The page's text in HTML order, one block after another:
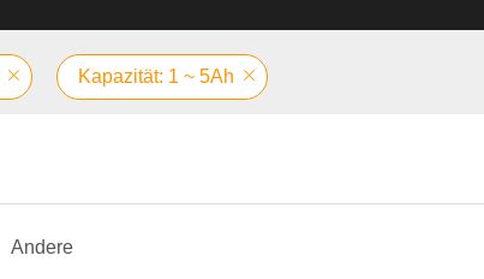
Kapazität: 1 ~ 5Ah
Andere